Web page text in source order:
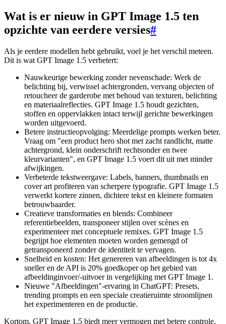
Wat is er nieuw in GPT Image 1.5 ten
opzichte van eerdere versies#
Als je eerdere modellen hebt gebruikt, voel je het verschil meteen.
Dit is wat GPT Image 1.5 verbetert:
Nauwkeurige bewerking zonder nevenschade: Werk de
belichting bij, verwissel achtergronden, vervang objecten of
retoucheer de garderobe met behoud van texturen, belichting
en materiaalreflecties. GPT Image 1.5 houdt gezichten,
stoffen en oppervlakken intact terwijl gerichte bewerkingen
worden uitgevoerd.
Betere instructieopvolging: Meerdelige prompts werken beter.
Vraag om "een product hero shot met zacht randlicht, matte
achtergrond, klein onderschrift rechtsonder en twee
kleurvarianten", en GPT Image 1.5 voert dit uit met minder
afwijkingen.
Verbeterde tekstweergave: Labels, banners, thumbnails en
cover art profiteren van scherpere typografie. GPT Image 1.5
verwerkt kortere zinnen, dichtere tekst en kleinere formaten
betrouwbaarder.
Creatieve transformaties en blends: Combineer
referentiebeelden, transponeer stijlen over scènes en
experimenteer met conceptuele remixes. GPT Image 1.5
begrijpt hoe elementen moeten worden gemengd of
getransponeerd zonder de identiteit te vervagen.
Snelheid en kosten: Het genereren van afbeeldingen is tot 4x
sneller en de API is 20% goedkoper op het gebied van
afbeeldinginvoer/-uitvoer in vergelijking met GPT Image 1.
Nieuwe "Afbeeldingen"-ervaring in ChatGPT: Presets,
trending prompts en een speciale creatieruimte stroomlijnen
het experimenteren en de productie.
Kortom, GPT Image 1.5 biedt meer vermogen met betere controle,